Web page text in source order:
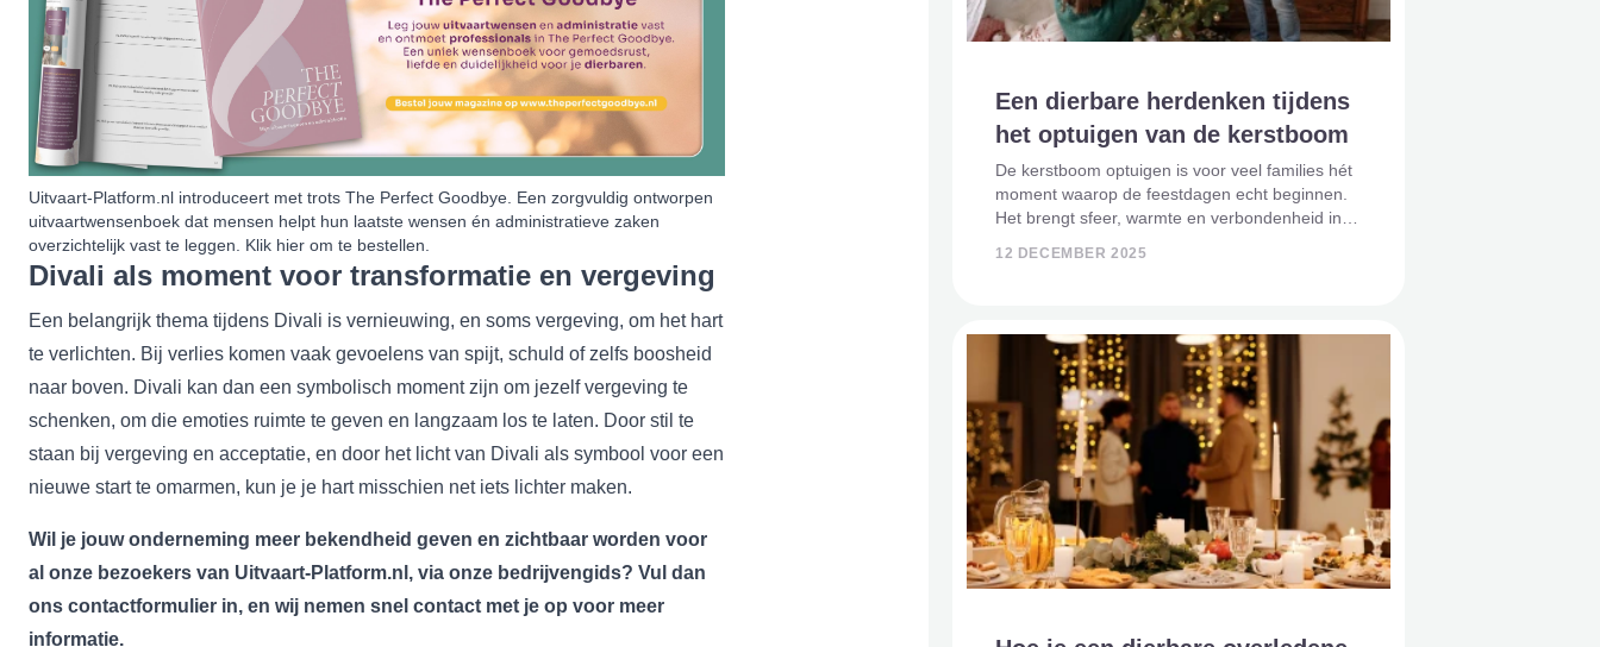
Uitvaart-Platform.nl introduceert met trots The Perfect Goodbye. Een zorgvuldig ontworpen
uitvaartwensenboek dat mensen helpt hun laatste wensen én administratieve zaken
overzichtelijk vast te leggen. Klik hier om te bestellen.
Divali als moment voor transformatie en vergeving
Een belangrijk thema tijdens Divali is vernieuwing, en soms vergeving, om het hart
te verlichten. Bij verlies komen vaak gevoelens van spijt, schuld of zelfs boosheid
naar boven. Divali kan dan een symbolisch moment zijn om jezelf vergeving te
schenken, om die emoties ruimte te geven en langzaam los te laten. Door stil te
staan bij vergeving en acceptatie, en door het licht van Divali als symbool voor een
nieuwe start te omarmen, kun je je hart misschien net iets lichter maken.
Wil je jouw onderneming meer bekendheid geven en zichtbaar worden voor
al onze bezoekers van Uitvaart-Platform.nl, via onze bedrijvengids? Vul dan
ons contactformulier in, en wij nemen snel contact met je op voor meer
informatie.
Een dierbare herdenken tijdens
het optuigen van de kerstboom
De kerstboom optuigen is voor veel families hét
moment waarop de feestdagen echt beginnen.
Het brengt sfeer, warmte en verbondenheid in
12 DECEMBER 2025